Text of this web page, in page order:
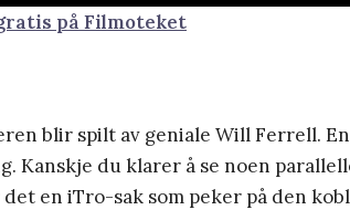
på Filmoteket
blir spilt av geniale Will Ferrell.
Kanskje du klarer å se noen
en iTro-sak som peker på den